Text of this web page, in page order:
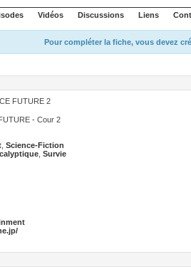
Vidéos Discussions Liens
Pour compléter la fiche, vous devez
FUTURE 2
- Cour 2
Science-Fiction
Survie